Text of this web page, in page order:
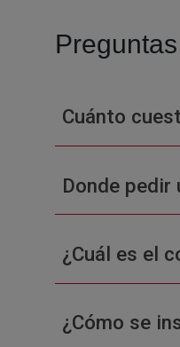
Cuánto
Donde pedir
¿Cuál es el
¿Cómo se